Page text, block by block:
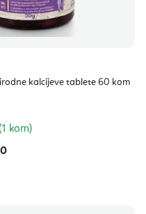
kalcijeve tablete 60 kom
(1 kom)